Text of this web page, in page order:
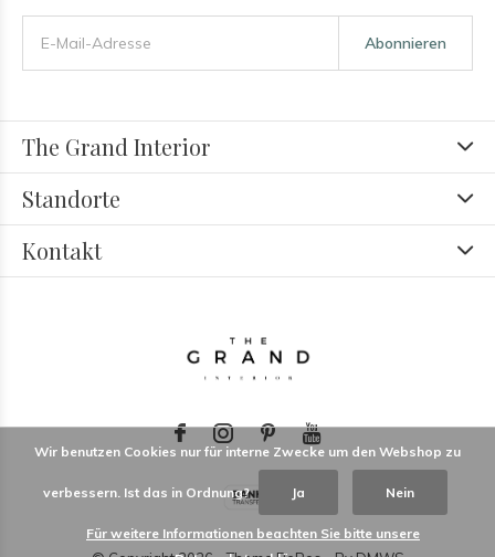
Abonnieren
The Grand Interior
Standorte
Kontakt
Wir benutzen Cookies nur für interne Zwecke um den Webshop zu
verbessern. Ist das in Ordnung? Ja Nein
Für weitere Informationen beachten Sie bitte unsere